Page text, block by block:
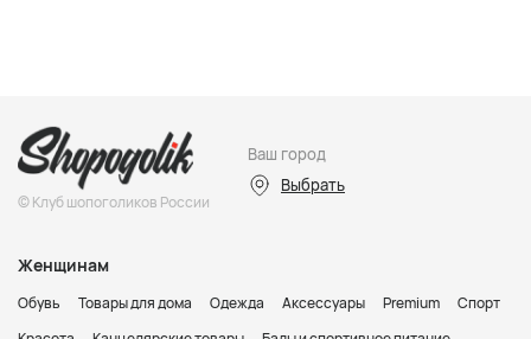
© Клуб шопоголиков России
Ваш город
Выбрать
Женщинам
Обувь Товары для дома Одежда Аксессуары Premium
Спорт